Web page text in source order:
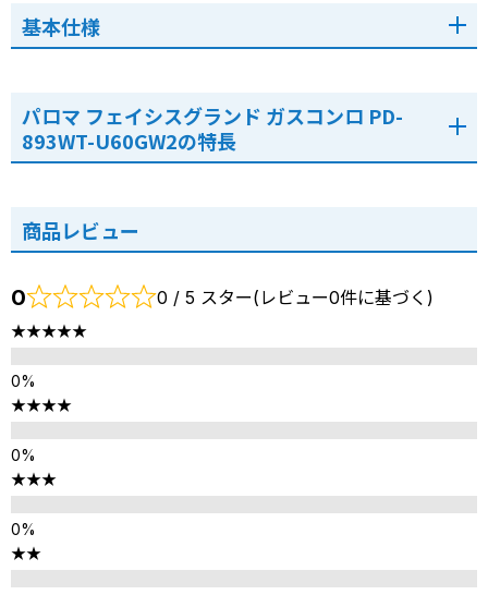
基本仕様
パロマ フェイシスグランド ガスコンロ PD-
893WT-U60GW2の特長
商品レビュー
0 0 / 5 スター(レビュー0件に基づく)
★★★★★
★★★★
★★★
★★